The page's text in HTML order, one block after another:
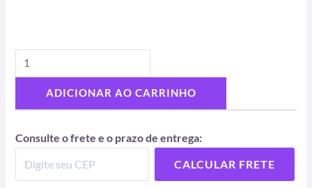
ADICIONAR AO CARRINHO
Consulte o frete e o prazo de entrega:
CALCULAR FRETE